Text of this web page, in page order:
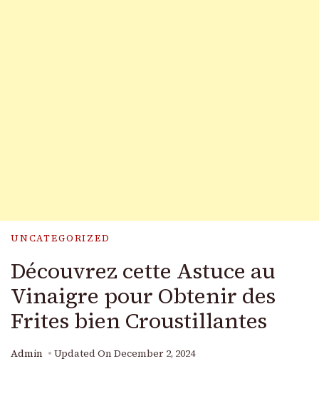
UNCATEGORIZED
Découvrez cette Astuce au
Vinaigre pour Obtenir des
Frites bien Croustillantes
Admin Updated On December 2, 2024